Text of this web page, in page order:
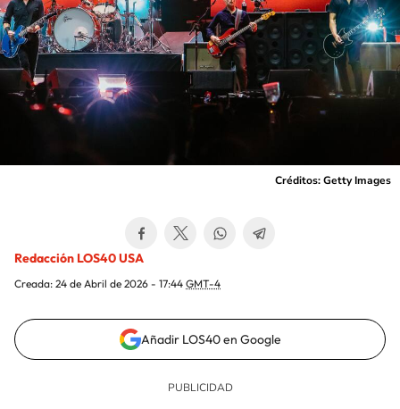
Créditos: Getty Images
Redacción LOS40 USA
Creada: 24 de Abril de 2026 - 17:44 GMT-4
Añadir LOS40 en Google